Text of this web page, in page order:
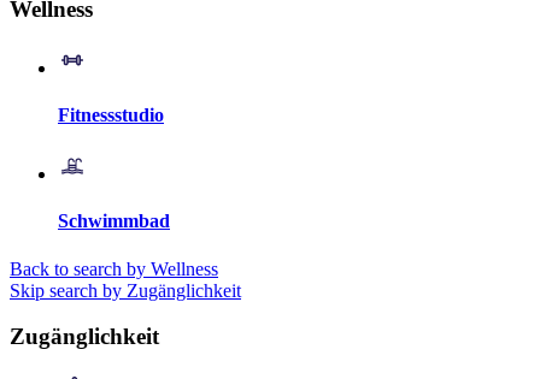
Wellness
Fitnessstudio
Schwimmbad
Back to search by Wellness
Skip search by Zugänglichkeit
Zugänglichkeit